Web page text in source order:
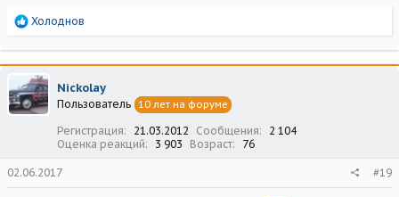
Р
а
к
ц
и
и
Холоднов
Nickolay
Пользователь 10 лет на форуме
Регистрация 21.03.2012 Сообщения
2 104
Оценка реакций
3 903 Возраст 76
02.06.2017 #19